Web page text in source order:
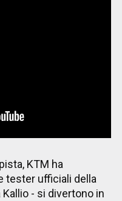
KTM ha
tester ufficiali della
Kallio - si divertono in